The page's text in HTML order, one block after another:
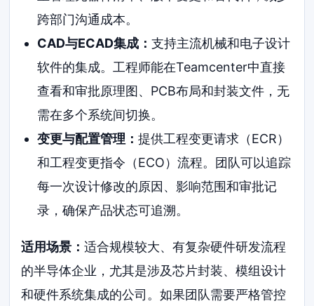
跨部门沟通成本。
CAD与ECAD集成： 支持主流机械和电子设计
软件的集成。工程师能在Teamcenter中直接
查看和审批原理图、PCB布局和封装文件，无
需在多个系统间切换。
变更与配置管理： 提供工程变更请求（ECR）
和工程变更指令（ECO）流程。团队可以追踪
每一次设计修改的原因、影响范围和审批记
录，确保产品状态可追溯。
适用场景：适合规模较大、有复杂硬件研发流程
的半导体企业，尤其是涉及芯片封装、模组设计
和硬件系统集成的公司。如果团队需要严格管控